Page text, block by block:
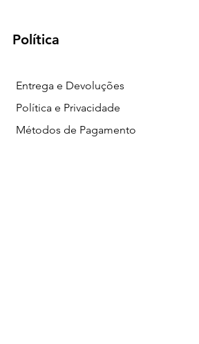
Política
Entrega e Devoluções
Política e Privacidade
Métodos de Pagamento